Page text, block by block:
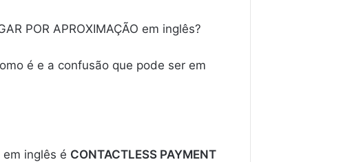
POR APROXIMAÇÃO em inglês?
é e a confusão que pode ser em
inglês é CONTACTLESS PAYMENT